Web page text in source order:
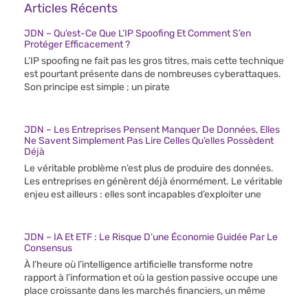
Articles Récents
JDN – Qu’est-Ce Que L’IP Spoofing Et Comment S’en
Protéger Efficacement ?
L’IP spoofing ne fait pas les gros titres, mais cette technique
est pourtant présente dans de nombreuses cyberattaques.
Son principe est simple ; un pirate
JDN – Les Entreprises Pensent Manquer De Données, Elles
Ne Savent Simplement Pas Lire Celles Qu’elles Possèdent
Déjà
Le véritable problème n’est plus de produire des données.
Les entreprises en génèrent déjà énormément. Le véritable
enjeu est ailleurs : elles sont incapables d’exploiter une
JDN – IA Et ETF : Le Risque D’une Économie Guidée Par Le
Consensus
À l’heure où l’intelligence artificielle transforme notre
rapport à l’information et où la gestion passive occupe une
place croissante dans les marchés financiers, un même